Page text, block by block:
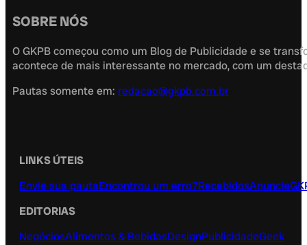
SOBRE NÓS
O GKPB começou como um Blog de Publicidade e se
acontece de mais interessante no mercado, com um
Pautas somente em: redacao@gkpb.com.br
LINKS ÚTEIS
Envie sua pautaEncontrou um erro?RecebidosAnuncie
EDITORIAS
NegóciosAlimentos & BebidasDesignPublicidadeGeek